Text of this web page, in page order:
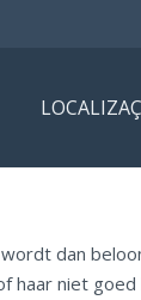
dan
niet